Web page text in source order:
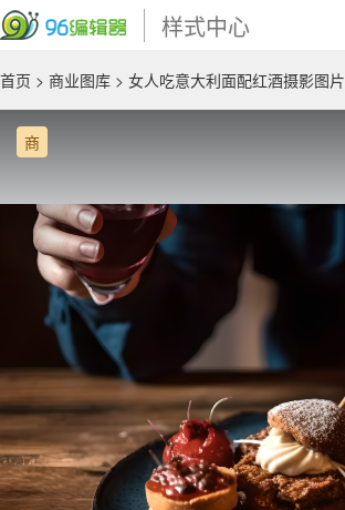
样式中心
首页 > 商业图库 > 女人吃意大利面配红酒摄影图片
商